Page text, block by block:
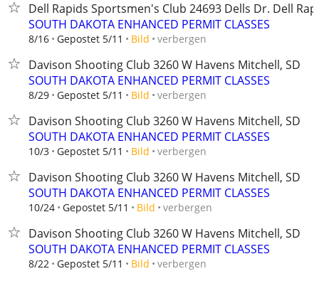
Dell Rapids Sportsmen's Club ​​24693 Dells Dr. Dell
SOUTH DAKOTA ENHANCED PERMIT CLASSES
8/16 Gepostet 5/11 Bild verbergen
Davison Shooting Club 3260 W Havens Mitchell, SD
SOUTH DAKOTA ENHANCED PERMIT CLASSES
8/29 Gepostet 5/11 Bild verbergen
Davison Shooting Club 3260 W Havens Mitchell, SD
SOUTH DAKOTA ENHANCED PERMIT CLASSES
10/3 Gepostet 5/11 Bild verbergen
Davison Shooting Club 3260 W Havens Mitchell, SD
SOUTH DAKOTA ENHANCED PERMIT CLASSES
10/24 Gepostet 5/11 Bild verbergen
Davison Shooting Club 3260 W Havens Mitchell, SD
SOUTH DAKOTA ENHANCED PERMIT CLASSES
8/22 Gepostet 5/11 Bild verbergen